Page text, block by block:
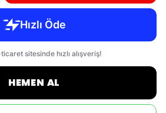
HEMEN AL